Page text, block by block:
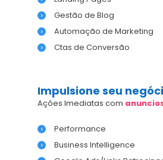
Gestão de Blog
Automação de Marketing
Ctas de Conversão
Impulsione seu
Ações Imediatas com
Performance
Business Intelligence